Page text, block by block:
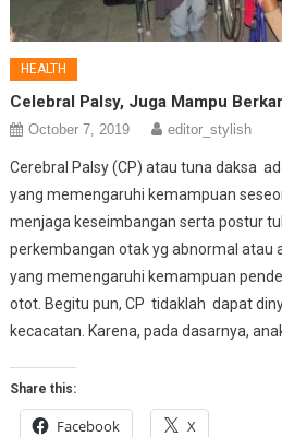
HEALTH
Celebral Palsy, Juga Mampu
October 7, 2019 editor_stylish
Cerebral Palsy (CP) atau tuna daksa
yang memengaruhi kemampuan
menjaga keseimbangan serta postur
perkembangan otak yg abnormal atau
yang memengaruhi kemampuan
otot. Begitu pun, CP tidaklah dapat
kecacatan. Karena, pada dasarnya,
Share this:
Facebook X